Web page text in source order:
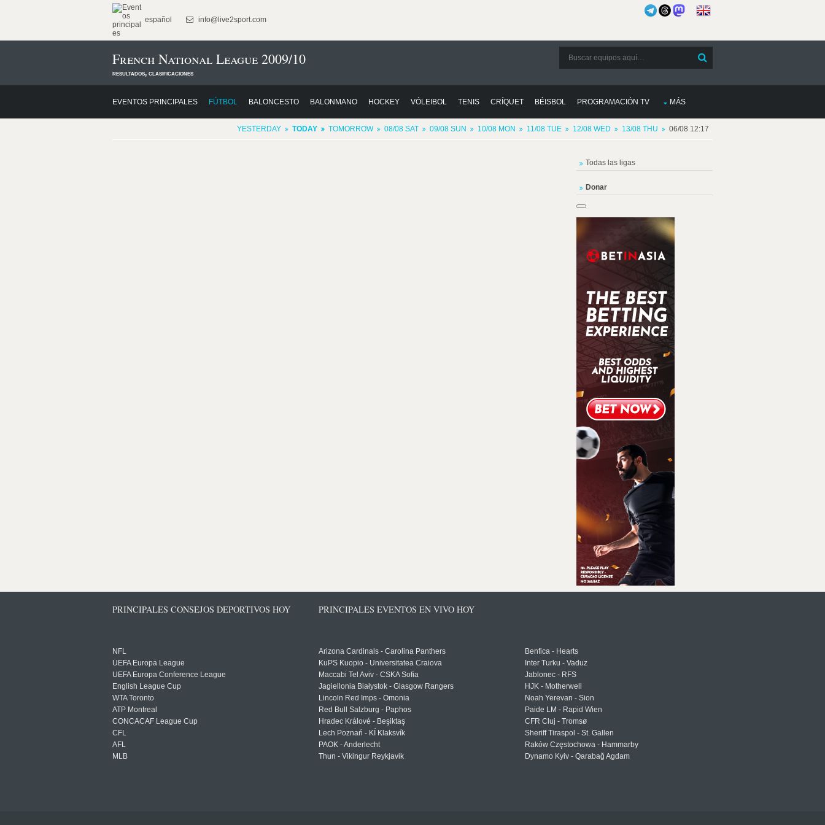
español info@live2sport.com
French National League 2009/10
resultados, clasificaciones
EVENTOS PRINCIPALES FÚTBOL BALONCESTO BALONMANO HOCKEY VÓLEIBOL TENIS CRÍQUET BÉISBOL PROGRAMACIÓN TV MÁS
YESTERDAY TODAY TOMORROW 08/08 SAT 09/08 SUN 10/08 MON 11/08 TUE 12/08 WED 13/08 THU 06/08 12:17
Todas las ligas
Donar
PRINCIPALES CONSEJOS DEPORTIVOS HOY
NFL
UEFA Europa League
UEFA Europa Conference League
English League Cup
WTA Toronto
ATP Montreal
CONCACAF League Cup
CFL
AFL
MLB
PRINCIPALES EVENTOS EN VIVO HOY
Arizona Cardinals - Carolina Panthers
KuPS Kuopio - Universitatea Craiova
Maccabi Tel Aviv - CSKA Sofia
Jagiellonia Białystok - Glasgow Rangers
Lincoln Red Imps - Omonia
Red Bull Salzburg - Paphos
Hradec Králové - Beşiktaş
Lech Poznań - KÍ Klaksvík
PAOK - Anderlecht
Thun - Vikingur Reykjavik
Benfica - Hearts
Inter Turku - Vaduz
Jablonec - RFS
HJK - Motherwell
Noah Yerevan - Sion
Paide LM - Rapid Wien
CFR Cluj - Tromsø
Sheriff Tiraspol - St. Gallen
Raków Częstochowa - Hammarby
Dynamo Kyiv - Qarabağ Agdam